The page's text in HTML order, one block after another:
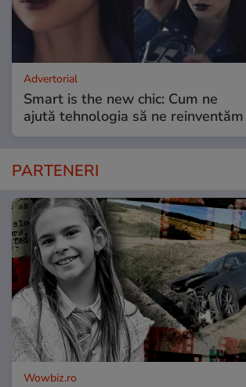
Advertorial
Smart is the new chic: Cum ne
ajută tehnologia să ne reinventăm
PARTENERI
Wowbiz.ro